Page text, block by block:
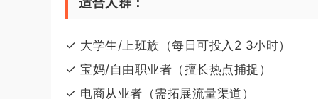
✓ 大学生/上班族（每日可投入2 3小时）
✓ 宝妈/自由职业者（擅长热点捕捉）
✓ 电商从业者（需拓展流量渠道）